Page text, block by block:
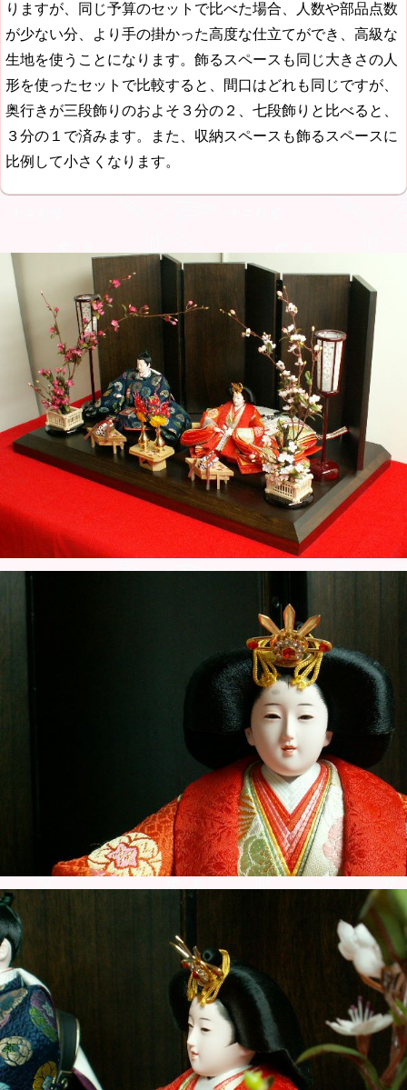
りますが、同じ予算のセットで比べた場合、人数や部品点数
が少ない分、より手の掛かった高度な仕立てができ、高級な
生地を使うことになります。飾るスペースも同じ大きさの人
形を使ったセットで比較すると、間口はどれも同じですが、
奥行きが三段飾りのおよそ３分の２、七段飾りと比べると、
３分の１で済みます。また、収納スペースも飾るスペースに
比例して小さくなります。